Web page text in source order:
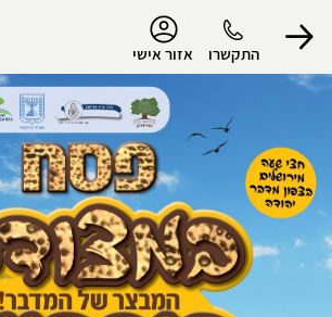
התקשרו אזור אישי
הפרופיל שלי
התנתק